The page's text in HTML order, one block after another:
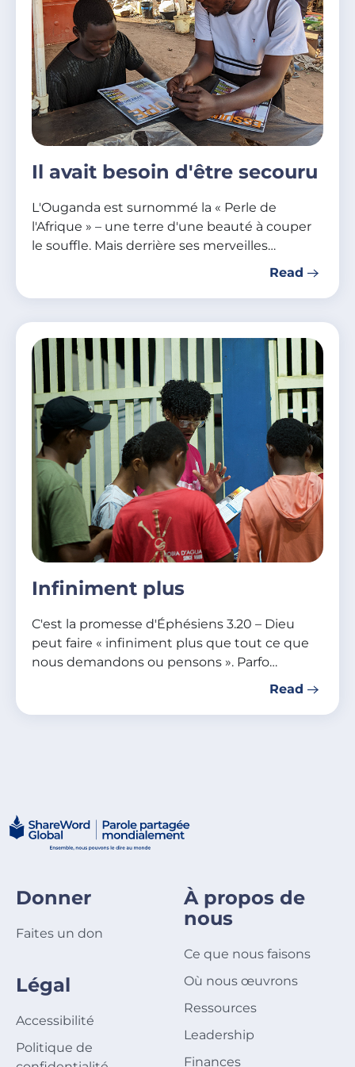
Il avait besoin d'être secouru
L'Ouganda est surnommé la « Perle de
l'Afrique » – une terre d'une beauté à couper
le souffle. Mais derrière ses merveilles…
Read
Infiniment plus
C'est la promesse d'Éphésiens 3.20 – Dieu
peut faire « infiniment plus que tout ce que
nous demandons ou pensons ». Parfo…
Read
Donner
Faites un don
Légal
Accessibilité
Politique de
À propos de
nous
Ce que nous faisons
Où nous œuvrons
Ressources
Leadership
Finances